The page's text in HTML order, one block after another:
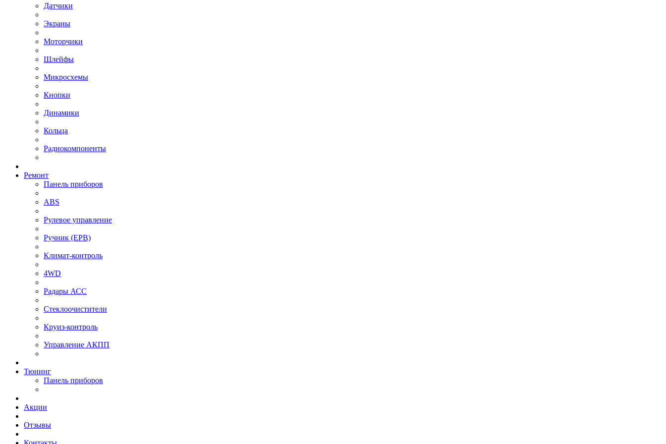
Датчики
Экраны
Моторчики
Шлейфы
Микросхемы
Кнопки
Динамики
Кольца
Радиокомпоненты
Ремонт
Панель приборов
ABS
Рулевое управление
⁠Ручник (EPB)
Климат-контроль
4WD
Радары АСС
Стеклоочистители
Круиз-контроль
Управление АКПП
Тюнинг
Панель приборов
Акции
Отзывы